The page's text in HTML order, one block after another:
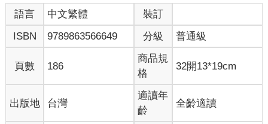
語言 中文繁體
裝訂
ISBN
9789863566649 分級 普通級
頁數 186
商品規
格
32開13*19cm
出版地 台灣
適讀年
齡
全齡適讀